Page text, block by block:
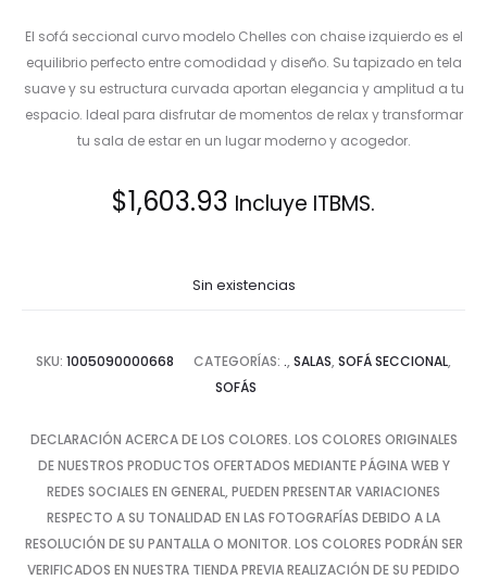
El sofá seccional curvo modelo Chelles con chaise izquierdo es el
equilibrio perfecto entre comodidad y diseño. Su tapizado en tela
suave y su estructura curvada aportan elegancia y amplitud a tu
espacio. Ideal para disfrutar de momentos de relax y transformar
tu sala de estar en un lugar moderno y acogedor.
$1,603.93 Incluye ITBMS.
Sin existencias
SKU: 1005090000668 CATEGORÍAS: ., SALAS, SOFÁ SECCIONAL,
SOFÁS
DECLARACIÓN ACERCA DE LOS COLORES. LOS COLORES ORIGINALES
DE NUESTROS PRODUCTOS OFERTADOS MEDIANTE PÁGINA WEB Y
REDES SOCIALES EN GENERAL, PUEDEN PRESENTAR VARIACIONES
RESPECTO A SU TONALIDAD EN LAS FOTOGRAFÍAS DEBIDO A LA
RESOLUCIÓN DE SU PANTALLA O MONITOR. LOS COLORES PODRÁN SER
VERIFICADOS EN NUESTRA TIENDA PREVIA REALIZACIÓN DE SU PEDIDO